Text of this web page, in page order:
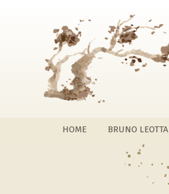
HOME BRUNO LEOTTA